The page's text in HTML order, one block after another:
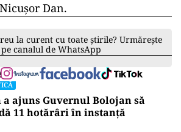
Dan.
la curent cu toate știrile? Urmărește
canalul de WhatsApp
a ajuns Guvernul Bolojan să
11 hotărâri în instanță